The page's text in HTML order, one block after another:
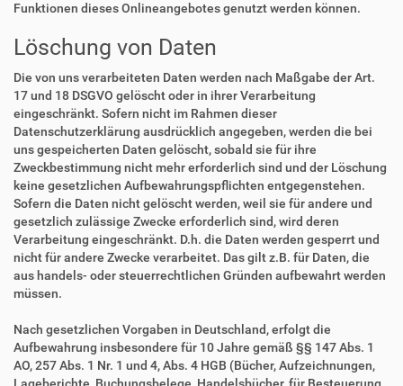
Funktionen dieses Onlineangebotes genutzt werden können.
Löschung von Daten
Die von uns verarbeiteten Daten werden nach Maßgabe der Art.
17 und 18 DSGVO gelöscht oder in ihrer Verarbeitung
eingeschränkt. Sofern nicht im Rahmen dieser
Datenschutzerklärung ausdrücklich angegeben, werden die bei
uns gespeicherten Daten gelöscht, sobald sie für ihre
Zweckbestimmung nicht mehr erforderlich sind und der Löschung
keine gesetzlichen Aufbewahrungspflichten entgegenstehen.
Sofern die Daten nicht gelöscht werden, weil sie für andere und
gesetzlich zulässige Zwecke erforderlich sind, wird deren
Verarbeitung eingeschränkt. D.h. die Daten werden gesperrt und
nicht für andere Zwecke verarbeitet. Das gilt z.B. für Daten, die
aus handels- oder steuerrechtlichen Gründen aufbewahrt werden
müssen.
Nach gesetzlichen Vorgaben in Deutschland, erfolgt die
Aufbewahrung insbesondere für 10 Jahre gemäß §§ 147 Abs. 1
AO, 257 Abs. 1 Nr. 1 und 4, Abs. 4 HGB (Bücher, Aufzeichnungen,